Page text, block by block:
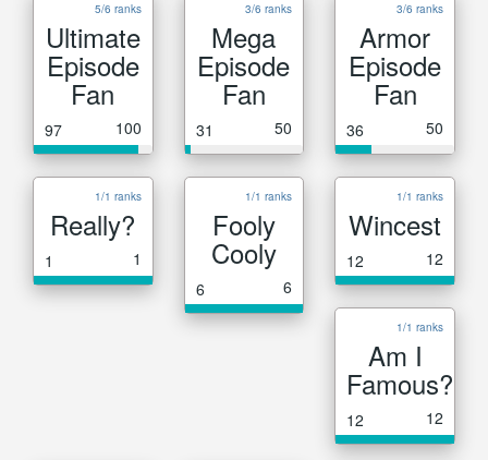
5/6 ranks
Ultimate
Episode
Fan
97 100
3/6 ranks
Mega
Episode
Fan
31 50
3/6 ranks
Armor
Episode
Fan
36 50
1/1 ranks
Really?
1 1
1/1 ranks
Fooly
Cooly
6 6
1/1 ranks
Wincest
12 12
1/1 ranks
Am I
Famous?
12 12